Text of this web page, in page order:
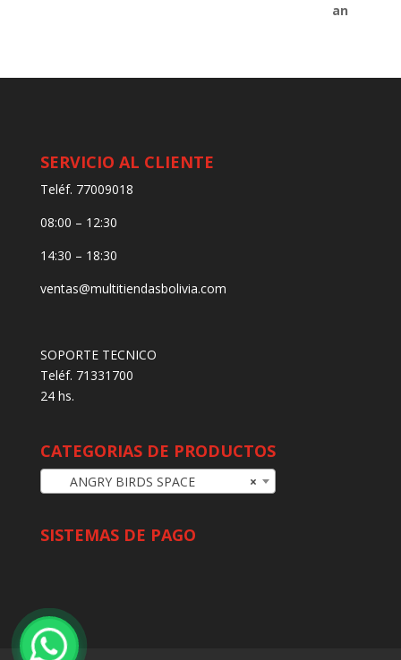
SERVICIO AL CLIENTE
Teléf. 77009018
08:00 – 12:30
14:30 – 18:30
ventas@multitiendasbolivia.com
SOPORTE TECNICO
Teléf. 71331700
24 hs.
CATEGORIAS DE PRODUCTOS
×
ANGRY BIRDS SPACE
SISTEMAS DE PAGO